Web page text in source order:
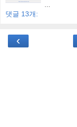
댓글 13개:
‹